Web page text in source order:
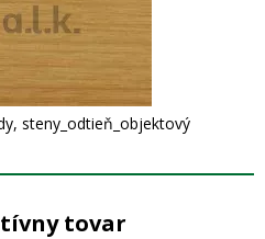
steny_odtieň_objektový
tovar